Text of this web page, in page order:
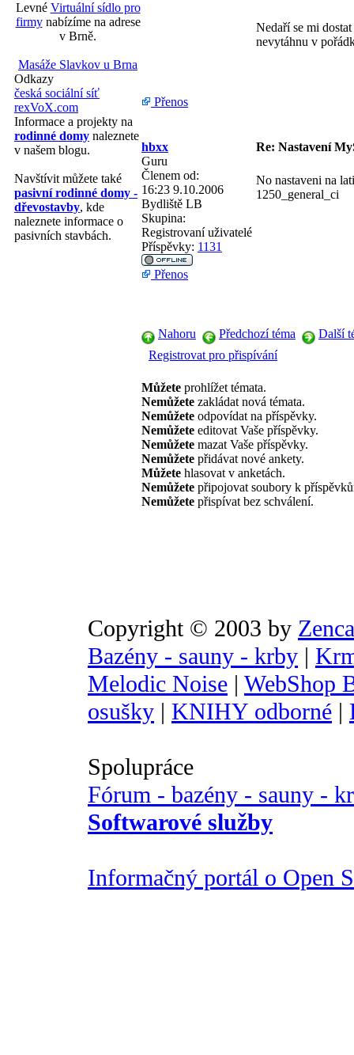
Levné Virtuální sídlo pro
firmynabízíme na adrese
v Brně.
Masáže Slavkov u Brna
Odkazy
česká sociální síť
rexVoX.com
Informace a projekty na
rodinné domy naleznete
v našem blogu.
Navštívit můžete také
pasivní rodinné domy -
dřevostavby, kde
naleznete informace o
pasivních stavbách.
Nedaří se mi
nevytáhnu v
Přenos
hbxx
Re: Nastavení
Guru
Členem od:
16:23 9.10.2006
Bydliště LB
Skupina:
Registrovaní uživatelé
Příspěvky: 1131
No nastaveni na
1250_general_ci
Přenos
Nahoru Předchozí téma
Další
Registrovat pro přispívání
Můžete prohlížet témata.
Nemůžete zakládat nová témata.
Nemůžete odpovídat na příspěvky.
Nemůžete editovat Vaše příspěvky.
Nemůžete mazat Vaše příspěvky.
Nemůžete přidávat nové ankety.
Můžete hlasovat v anketách.
Nemůžete připojovat soubory k
Nemůžete přispívat bez schválení.
Copyright © 2003 by
Bazény - sauny - krby |
Melodic Noise | WebShop
osušky | KNIHY odborné |
Spolupráce
Fórum - bazény - sauny -
Softwarové služby
Informačný portál o Open